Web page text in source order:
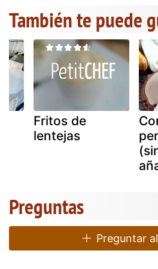
También te puede
Fritos de
lentejas
Preguntas
Preguntar